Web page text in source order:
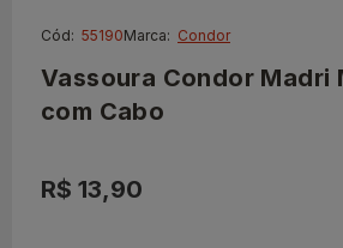
Cód: 55190Marca: Condor
Vassoura Condor Madri
com Cabo
R$ 13,90